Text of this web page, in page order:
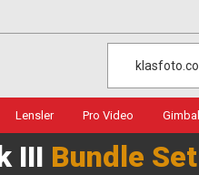
Lensler Pro Video
III Bundle